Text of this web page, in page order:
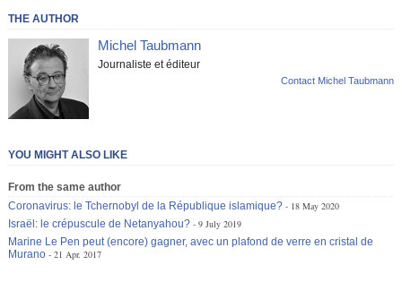
THE AUTHOR
Michel Taubmann
Journaliste et éditeur
Contact Michel Taubmann
YOU MIGHT ALSO LIKE
From the same author
Coronavirus: le Tchernobyl de la République islamique?
18 May 2020
Israël: le crépuscule de Netanyahou?
9 July 2019
Marine Le Pen peut (encore) gagner, avec un plafond de verre en cristal de
Murano
21 Apr. 2017